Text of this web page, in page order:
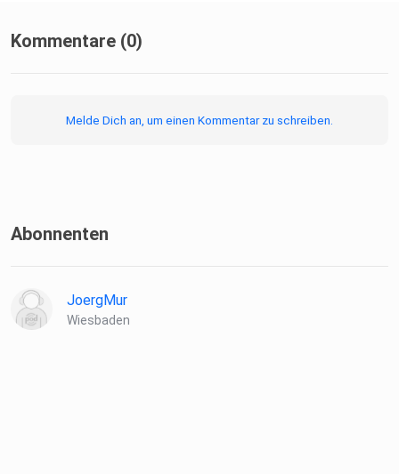
Kommentare (0)
Melde Dich an, um einen Kommentar zu schreiben.
Abonnenten
JoergMur
Wiesbaden